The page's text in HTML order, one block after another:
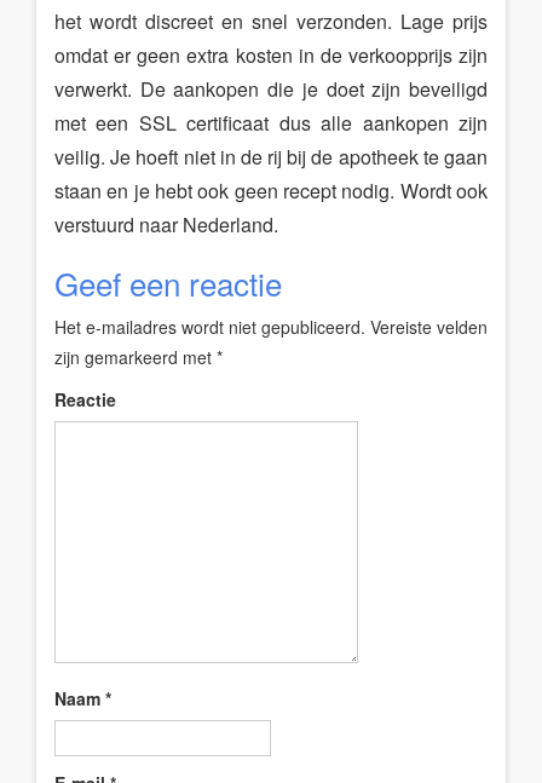
het wordt discreet en snel verzonden. Lage prijs
omdat er geen extra kosten in de verkoopprijs zijn
verwerkt. De aankopen die je doet zijn beveiligd
met een SSL certificaat dus alle aankopen zijn
veilig. Je hoeft niet in de rij bij de apotheek te gaan
staan en je hebt ook geen recept nodig. Wordt ook
verstuurd naar Nederland.
Geef een reactie
Het e-mailadres wordt niet gepubliceerd. Vereiste velden
zijn gemarkeerd met *
Reactie
Naam *